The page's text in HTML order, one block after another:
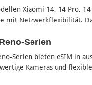
Xiaomi 14, 14 Pro,
mit Netzwerkflexibilität.
Serien
Serien bieten eSIM in
Kameras und